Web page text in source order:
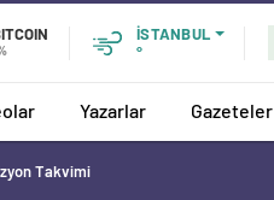
İSTANBUL
°
Yazarlar Gazeteler
Takvimi